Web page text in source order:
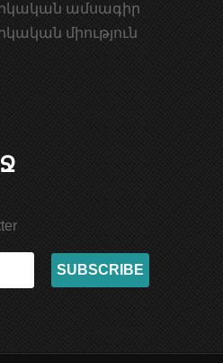
ամսագիր
միություն